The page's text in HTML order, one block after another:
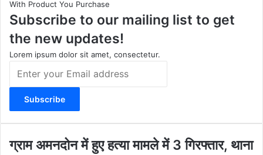
b
g
With Product You Purchase
Subscribe to our mailing list to get
the new updates!
Lorem ipsum dolor sit amet, consectetur.
t
o
ग्रा
ग्राम अमनदोन में हुए हत्या मामले में 3 गिरफ्तार, थाना